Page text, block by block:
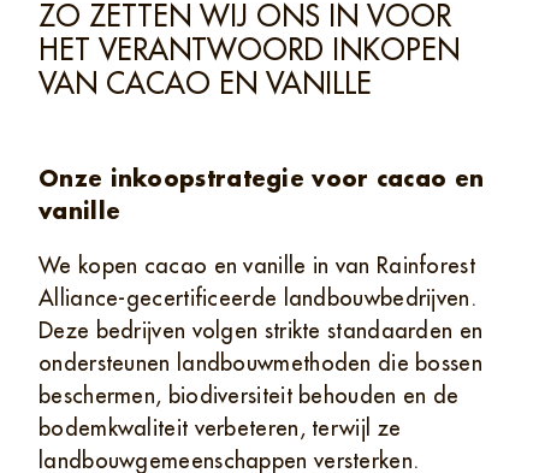
ZO ZETTEN WIJ ONS IN VOOR
HET VERANTWOORD INKOPEN
VAN CACAO EN VANILLE
Onze inkoopstrategie voor cacao en
vanille
​We kopen cacao en vanille in van Rainforest
Alliance‑gecertificeerde landbouwbedrijven.
Deze bedrijven volgen strikte standaarden en
ondersteunen landbouwmethoden die bossen
beschermen, biodiversiteit behouden en de
bodemkwaliteit verbeteren, terwijl ze
landbouwgemeenschappen versterken.